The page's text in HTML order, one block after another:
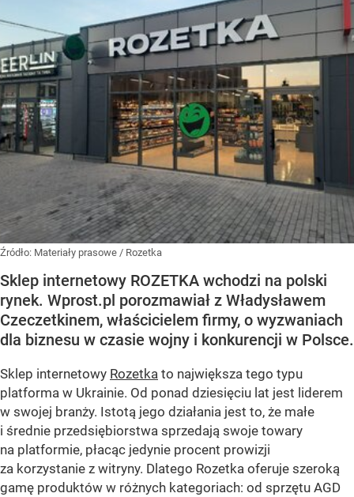
Źródło: Materiały prasowe / Rozetka
Sklep internetowy ROZETKA wchodzi na polski
rynek. Wprost.pl porozmawiał z Władysławem
Czeczetkinem, właścicielem firmy, o wyzwaniach
dla biznesu w czasie wojny i konkurencji w Polsce.
Sklep internetowy Rozetka to największa tego typu
platforma w Ukrainie. Od ponad dziesięciu lat jest liderem
w swojej branży. Istotą jego działania jest to, że małe
i średnie przedsiębiorstwa sprzedają swoje towary
na platformie, płacąc jedynie procent prowizji
za korzystanie z witryny. Dlatego Rozetka oferuje szeroką
gamę produktów w różnych kategoriach: od sprzętu AGD